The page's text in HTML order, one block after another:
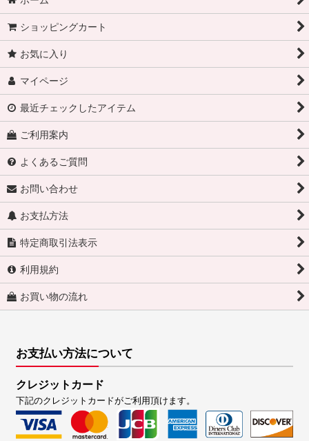
ショッピングカート
お気に入り
マイページ
最近チェックしたアイテム
ご利用案内
よくあるご質問
お問い合わせ
お支払方法
特定商取引法表示
利用規約
お買い物の流れ
お支払い方法について
クレジットカード
下記のクレジットカードがご利用頂けます。